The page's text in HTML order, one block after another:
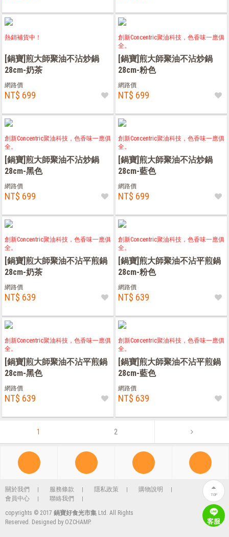
熱銷補貨中！
[鍋寶]煎大師聚油不沾炒鍋
28cm-奶茶
網路價
NT$ 699
創新Concentric聚油科技，色香味一應俱
全。
[鍋寶]煎大師聚油不沾炒鍋
28cm-粉色
網路價
NT$ 699
創新Concentric聚油科技，色香味一應俱
全。
[鍋寶]煎大師聚油不沾炒鍋
28cm-黑色
網路價
NT$ 699
創新Concentric聚油科技，色香味一應俱
全。
[鍋寶]煎大師聚油不沾炒鍋
28cm-藍色
網路價
NT$ 699
創新Concentric聚油科技，色香味一應俱
全。
[鍋寶]煎大師聚油不沾平煎鍋
28cm-奶茶
網路價
NT$ 639
創新Concentric聚油科技，色香味一應俱
全。
[鍋寶]煎大師聚油不沾平煎鍋
28cm-粉色
網路價
NT$ 639
創新Concentric聚油科技，色香味一應俱
全。
[鍋寶]煎大師聚油不沾平煎鍋
28cm-黑色
網路價
NT$ 639
創新Concentric聚油科技，色香味一應俱
全。
[鍋寶]煎大師聚油不沾平煎鍋
28cm-藍色
網路價
NT$ 639
1 2
關於我們 服務條款 隱私政策
購物說明
會員中心
聯絡我們
copyrights © 2017 鍋寶好食光市集 Ltd. All Rights
Reserved. Designed by OZCHAMP.
TOP
客服